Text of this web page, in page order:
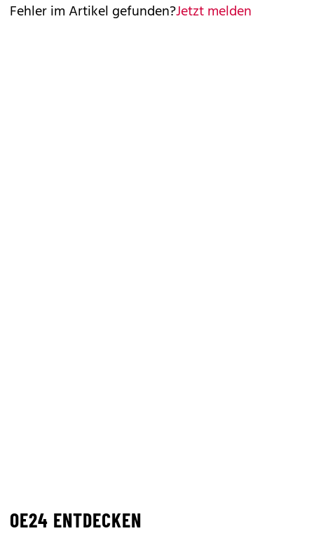
Fehler im Artikel gefunden?Jetzt melden
OE24 ENTDECKEN